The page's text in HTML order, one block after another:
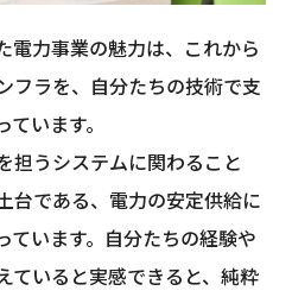
電力事業の魅力は、これから
フラを、自分たちの技術で支
います。
担うシステムに関わること
台である、電力の安定供給に
ています。自分たちの経験や
ていると実感できると、純粋